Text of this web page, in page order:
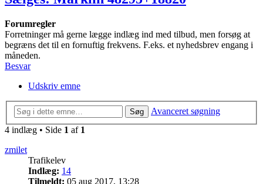
Forumregler
Forretninger må gerne lægge indlæg ind med tilbud, men forsøg at
begræns det til en fornuftig frekvens. F.eks. et nyhedsbrev engang i
måneden.
Besvar
Udskriv emne
Søg
Avanceret søgning
4 indlæg • Side 1 af 1
zmilet
Trafikelev
Indlæg: 14
Tilmeldt: 05 aug 2017, 13:28